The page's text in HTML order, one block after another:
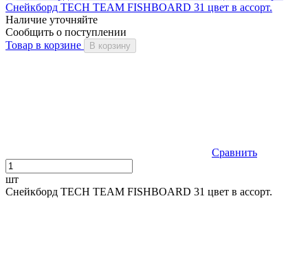
Снейкборд TECH TEAM FISHBOARD 31 цвет в ассорт.
Наличие уточняйте
Сообщить о поступлении
Товар в корзине
В корзину
Сравнить
шт
Снейкборд TECH TEAM FISHBOARD 31 цвет в ассорт.